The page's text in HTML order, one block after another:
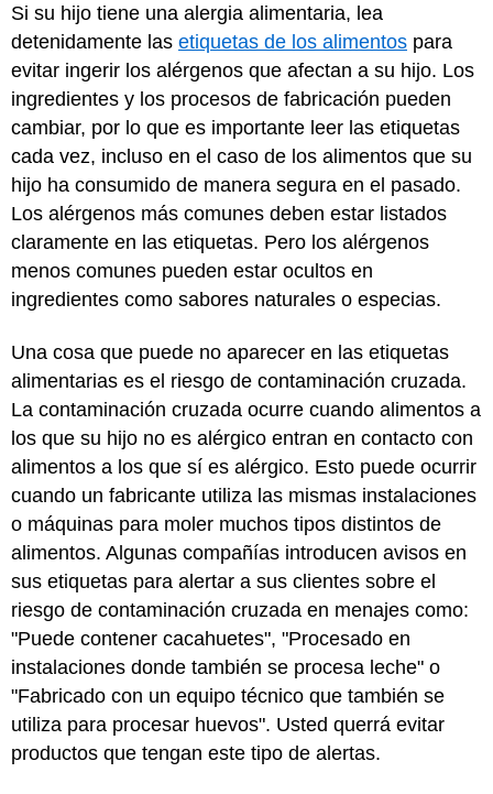
Si su hijo tiene una alergia alimentaria, lea
detenidamente las etiquetas de los alimentos para
evitar ingerir los alérgenos que afectan a su hijo. Los
ingredientes y los procesos de fabricación pueden
cambiar, por lo que es importante leer las etiquetas
cada vez, incluso en el caso de los alimentos que su
hijo ha consumido de manera segura en el pasado.
Los alérgenos más comunes deben estar listados
claramente en las etiquetas. Pero los alérgenos
menos comunes pueden estar ocultos en
ingredientes como sabores naturales o especias.
Una cosa que puede no aparecer en las etiquetas
alimentarias es el riesgo de contaminación cruzada.
La contaminación cruzada ocurre cuando alimentos a
los que su hijo no es alérgico entran en contacto con
alimentos a los que sí es alérgico. Esto puede ocurrir
cuando un fabricante utiliza las mismas instalaciones
o máquinas para moler muchos tipos distintos de
alimentos. Algunas compañías introducen avisos en
sus etiquetas para alertar a sus clientes sobre el
riesgo de contaminación cruzada en menajes como:
"Puede contener cacahuetes", "Procesado en
instalaciones donde también se procesa leche" o
"Fabricado con un equipo técnico que también se
utiliza para procesar huevos". Usted querrá evitar
productos que tengan este tipo de alertas.